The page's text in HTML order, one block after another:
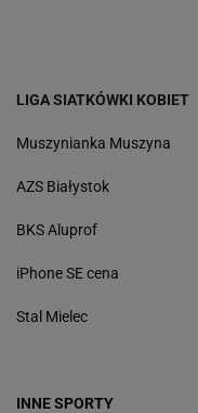
LIGA SIATKÓWKI KOBIET
Muszynianka Muszyna
AZS Białystok
BKS Aluprof
iPhone SE cena
Stal Mielec
INNE SPORTY